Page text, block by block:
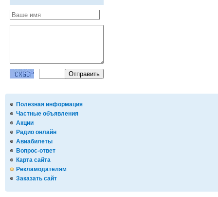
Полезная информация
Частные объявления
Акции
Радио онлайн
Авиабилеты
Вопрос-ответ
Карта сайта
Рекламодателям
Заказать сайт